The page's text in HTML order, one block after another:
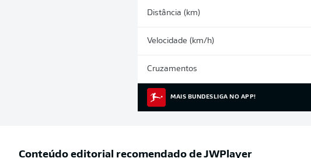
Distância (km)
Velocidade (km/h)
Cruzamentos
MAIS BUNDESLIGA NO APP!
Conteúdo editorial recomendado deJWPlayer